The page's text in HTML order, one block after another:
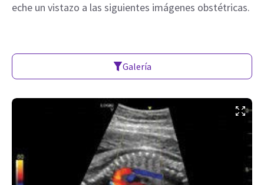
eche un vistazo a las siguientes imágenes obstétricas.
Galería